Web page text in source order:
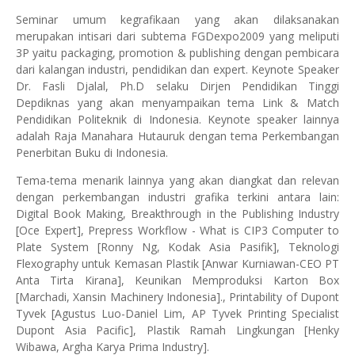
Seminar umum kegrafikaan yang akan dilaksanakan
merupakan intisari dari subtema FGDexpo2009 yang meliputi
3P yaitu packaging, promotion & publishing dengan pembicara
dari kalangan industri, pendidikan dan expert. Keynote Speaker
Dr. Fasli Djalal, Ph.D selaku Dirjen Pendidikan Tinggi
Depdiknas yang akan menyampaikan tema Link & Match
Pendidikan Politeknik di Indonesia. Keynote speaker lainnya
adalah Raja Manahara Hutauruk dengan tema Perkembangan
Penerbitan Buku di Indonesia.
Tema-tema menarik lainnya yang akan diangkat dan relevan
dengan perkembangan industri grafika terkini antara lain:
Digital Book Making, Breakthrough in the Publishing Industry
[Oce Expert], Prepress Workflow - What is CIP3 Computer to
Plate System [Ronny Ng, Kodak Asia Pasifik], Teknologi
Flexography untuk Kemasan Plastik [Anwar Kurniawan-CEO PT
Anta Tirta Kirana], Keunikan Memproduksi Karton Box
[Marchadi, Xansin Machinery Indonesia]., Printability of Dupont
Tyvek [Agustus Luo-Daniel Lim, AP Tyvek Printing Specialist
Dupont Asia Pacific], Plastik Ramah Lingkungan [Henky
Wibawa, Argha Karya Prima Industry].